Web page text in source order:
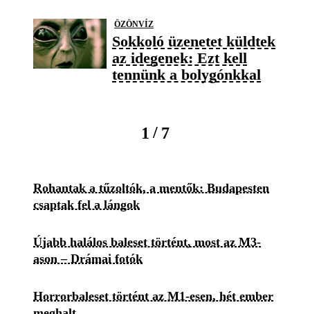
ÖZÖNVÍZ
Sokkoló üzenetet küldtek
az idegenek: Ezt kell
tennünk a bolygónkkal
1 / 7
Rohantak a tűzoltók, a mentők: Budapesten
csaptak fel a lángok
Újabb halálos baleset történt, most az M3-
ason – Drámai fotók
Horrorbaleset történt az M1-esen, hét ember